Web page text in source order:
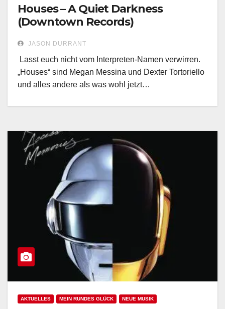
Houses – A Quiet Darkness
(Downtown Records)
JASON DURRANT
Lasst euch nicht vom Interpreten-Namen verwirren.
„Houses“ sind Megan Messina und Dexter Tortoriello
und alles andere als was wohl jetzt…
AKTUELLES MEIN RUNDES GLÜCK NEUE MUSIK